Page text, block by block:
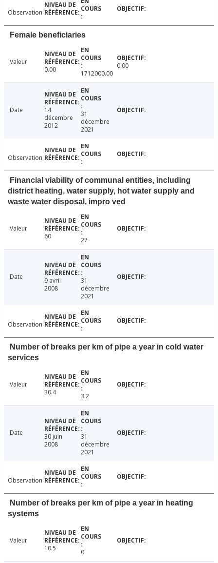
Observation
Female beneficiaries
Valeur
0.00
1712000.00
0.00
Date
14
décembre
2012
31
décembre
2021
Observation
Financial viability of communal entities, including
district heating, water supply, hot water supply and
waste water disposal, impro ved
Valeur
60
27
Date
9 avril
2008
31
décembre
2021
Observation
Number of breaks per km of pipe a year in cold water
services
Valeur
30.4
3.2
Date
30 juin
2008
31
décembre
2021
Observation
Number of breaks per km of pipe a year in heating
systems
Valeur
10.5
0